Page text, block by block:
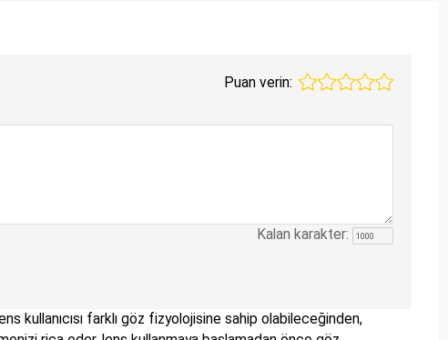
Puan verin:
Kalan karakter:
kullanıcısı farklı göz fizyolojisine sahip olabileceğinden,